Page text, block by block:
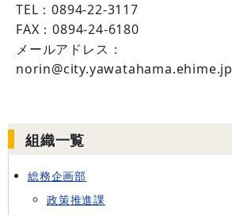
TEL：0894-22-3117
FAX：0894-24-6180
メールアドレス：
norin@city.yawatahama.ehime.jp
組織一覧
総務企画部
政策推進課